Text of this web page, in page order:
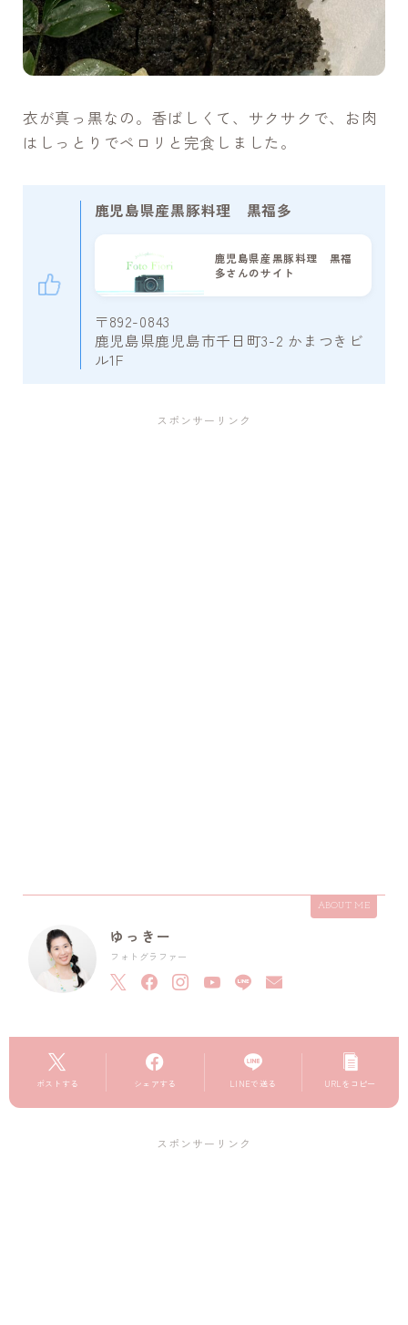
衣が真っ黒なの。香ばしくて、サクサクで、お肉
はしっとりでペロリと完食しました。
鹿児島県産黒豚料理 黒福多
鹿児島県産黒豚料理 黒福
多さんのサイト
〒892-0843
鹿児島県鹿児島市千日町3-2 かまつきビ
ル1F
スポンサーリンク
ABOUT ME
ゆっきー
フォトグラファー
ポストする シェアする LINEで送る URLをコピー
スポンサーリンク